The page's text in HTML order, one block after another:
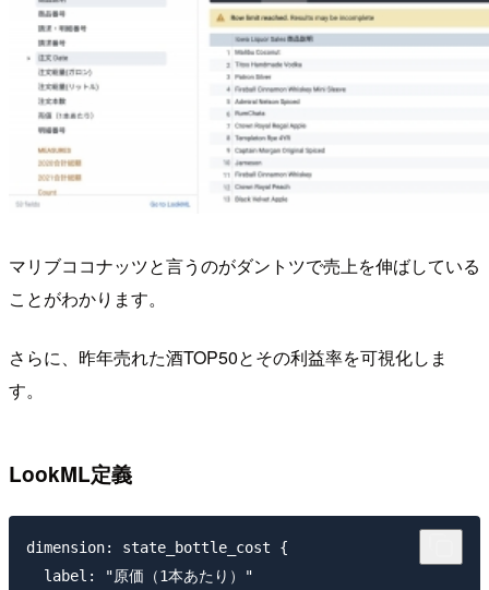
マリブココナッツと言うのがダントツで売上を伸ばしている
ことがわかります。
さらに、昨年売れた酒TOP50とその利益率を可視化しま
す。
LookML定義
dimension: state_bottle_cost {
  label: "原価（1本あたり）"